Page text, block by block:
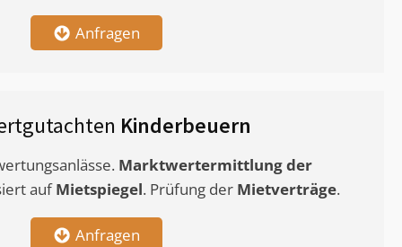
Anfragen
Kinderbeuern
Marktwertermittlungder
aufMietspiegel. Prüfung der Mietverträge.
Anfragen